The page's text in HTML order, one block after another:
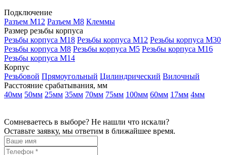
Подключение
Разъем M12 Разъем M8 Клеммы
Размер резьбы корпуса
Резьбы корпуса М18 Резьбы корпуса М12 Резьбы корпуса М30
Резьбы корпуса М8 Резьбы корпуса М5 Резьбы корпуса М16
Резьбы корпуса М14
Корпус
Резьбовой Прямоугольный Цилиндрический Вилочный
Расстояние срабатывания, мм
40мм 50мм 25мм 35мм 70мм 75мм 100мм 60мм 17мм 4мм
Сомневаетесь в выборе? Не нашли что искали?
Оставьте заявку, мы ответим в ближайшее время.